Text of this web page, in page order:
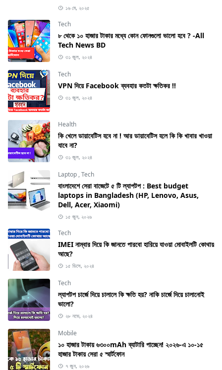
১৬ মে, ২০২৫
Tech
৮ থেকে ১০ হাজার টাকার মধ্যে কোন ফোনগুলো ভালো হবে ? -All
Tech News BD
৩১ জুল, ২০২৪
Tech
VPN দিয়ে Facebook ব্যবহার কতটা ক্ষতিকর !!
৩১ জুল, ২০২৪
Health
কি খেলে ডায়াবেটিস হবে না ! আর ডায়াবেটিস হলে কি কি খাবার খাওয়া
যাবে না?
৩১ জুল, ২০২৪
Laptop ,Tech
বাংলাদেশে সেরা বাজেটে ৫ টি ল্যাপটপ : Best budget
laptops in Bangladesh (HP, Lenovo, Asus,
Dell, Acer, Xiaomi)
১৫ জুন, ২০২৬
Tech
IMEI নাম্বার দিয়ে কি জানতে পারবো হারিয়ে যাওয়া মোবাইলটি কোথায়
আছে?
১৫ ডিসে, ২০২৪
Tech
ল্যাপটপ চার্জে দিয়ে চালালে কি ক্ষতি হয়? নাকি চার্জে দিয়ে চালানোই
ভালো?
২৮ নভে, ২০২৪
Mobile
১০ হাজার টাকায় ৬৩০০mAh ব্যাটারি পাচ্ছেন! ২০২৬-এ ১০-১৫
হাজার টাকায় সেরা ৫ স্মার্টফোন
৭ জুন, ২০২৬